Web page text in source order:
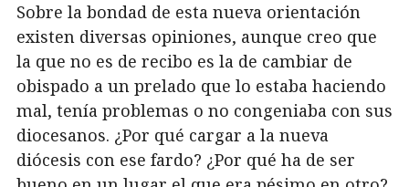
Sobre la bondad de esta nueva orientación
existen diversas opiniones, aunque creo que
la que no es de recibo es la de cambiar de
obispado a un prelado que lo estaba haciendo
mal, tenía problemas o no congeniaba con sus
diocesanos. ¿Por qué cargar a la nueva
diócesis con ese fardo? ¿Por qué ha de ser